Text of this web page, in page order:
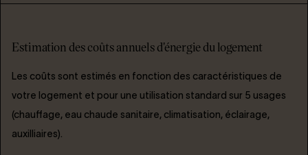
Estimation des coûts annuels d'énergie du logement
Les coûts sont estimés en fonction des caractéristiques de
votre logement et pour une utilisation standard sur 5 usages
(chauffage, eau chaude sanitaire, climatisation, éclairage,
auxilliaires).